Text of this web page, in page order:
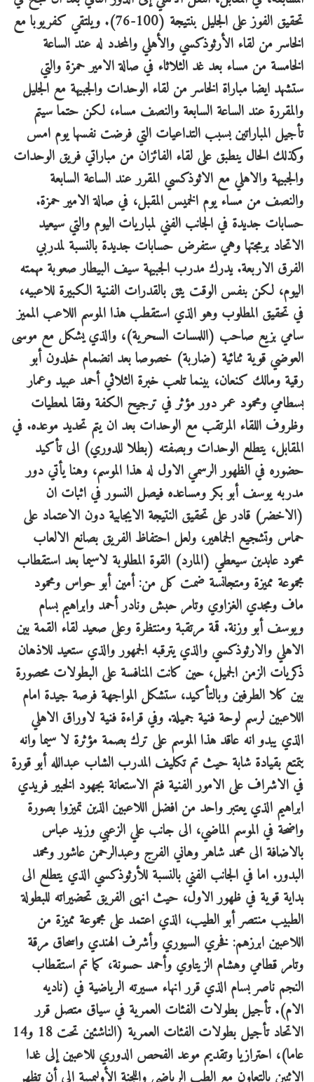
تحقيق الفوز على الجليل بنتيجة (100-76). ويلتقي كفريوبا مع
الخاسر من لقاء الأرثوذكسي والأهلي والمحدد له عند الساعة
الخامسة من مساء بعد غد الثلاثاء في صالة الامير حمزة والتي
ستشهد ايضا مباراة الخاسر من لقاء الوحدات والجبيهة مع الجليل
والمقررة عند الساعة السابعة والنصف مساء، لكن حتما سيتم
تأجيل المباراتين بسبب التداعيات التي فرضت نفسها يوم امس
وكذلك الحال ينطبق على لقاء الفائزان من مباراتي فريق الوحدات
والجبيهة والاهلي مع الاثوذكسي المقرر عند الساعة السابعة
والنصف من مساء يوم الخميس المقبل، في صالة الامير حمزة.
حسابات جديدة في الجانب الفني لمباريات اليوم والتي سيعيد
الاتحاد برمجتها وهي ستفرض حسابات جديدة بالنسبة لمدربي
الفرق الاربعة. يدرك مدرب الجبيهة سيف البيطار صعوبة مهمته
اليوم، لكن بنفس الوقت يثق بالقدرات الفنية الكبيرة للاعبيه،
في تحقيق المطلوب وهو الذي استقطب هذا الموسم اللاعب المميز
سامي بزيع صاحب (اللمسات السحرية)، والذي يشكل مع موسى
العوضي قوية ثنائية (ضاربة) خصوصا بعد انضمام خلدون أبو
رقية ومالك كنعان، بينما تلعب خبرة الثلاثي أحمد عبيد وعمار
بسطامي ومحمود عمر دور مؤثر في ترجيح الكفة وفقا لمعطيات
وظروف اللقاء المرتقب مع الوحدات بعد ان يتم تحديد موعده. في
المقابل، يتطلع الوحدات وبصفته (بطلا للدوري) الى تأكيد
حضوره في الظهور الرسمي الاول له هذا الموسم، وهنا يأتي دور
مدربه يوسف أبو بكر ومساعده فيصل النسور في اثبات ان
(الاخضر) قادر على تحقيق النتيجة الايجابية دون الاعتماد على
حماس وتشجيع الجماهير، ولعل احتفاظ الفريق بصانع الالعاب
محمود عابدين سيعطي (المارد) القوة المطلوبة لاسيما بعد استقطاب
مجموعة مميزة ومتجانسة ضمت كل من: أمين أبو حواس ومحمود
ماف ومجدي الغزاوي وتامر حبش ونادر أحمد وابراهيم بسام
ويوسف أبو وزنة. قمة مرتقبة ومنتظرة وعلى صعيد لقاء القمة بين
الاهلي والارثوذكسي والذي يترقبه الجمهور والذي ستعيد للاذهان
ذكريات الزمن الجميل، حين كانت المنافسة على البطولات محصورة
بين كلا الطرفين وبالتأكيد، ستشكل المواجهة فرصة جيدة امام
اللاعبين لرسم لوحة فنية جميلة. وفي قراءة فنية لاوراق الاهلي
الذي يبدو انه عاقد هذا الموسم على ترك بصمة مؤثرة لا سيما وانه
يتمتع بقيادة شابة حيث تم تكليف المدرب الشاب عبدالله أبو قورة
في الاشراف على الامور الفنية فتم الاستعانة بجهود الخبير فريدي
ابراهيم الذي يعتبر واحد من افضل اللاعبين الذين تميزوا بصورة
واضحة في الموسم الماضي، الى جانب علي الزعبي وزيد عباس
بالاضافة الى محمد شاهر وهاني الفرج وعبدالرحمن عاشور ومحمد
البدور. اما في الجانب الفني بالنسبة للأرثوذكسي الذي يتطلع الى
بداية قوية في ظهور الاول، حيث انهى الفريق تحضيراته للبطولة
الطبيب منتصر أبو الطيب، الذي اعتمد على مجموعة مميزة من
اللاعبين ابرزهم: فخري السيوري وأشرف الهندي واسحاق مرقة
وتامر قطامي وهشام الزيتاوي وأحمد حسونة، كما تم استقطاب
النجم ناصر بسام الذي قرر انهاء مسيرته الرياضية في (ناديه
الام). تأجيل بطولات الفئات العمرية في سياق متصل قرر
الاتحاد تأجيل بطولات الفئات العمرية (الناشئين تحت 18 و14
عاما)، احترازيا وتقديم موعد الفحص الدوري للاعبين إلى غدا